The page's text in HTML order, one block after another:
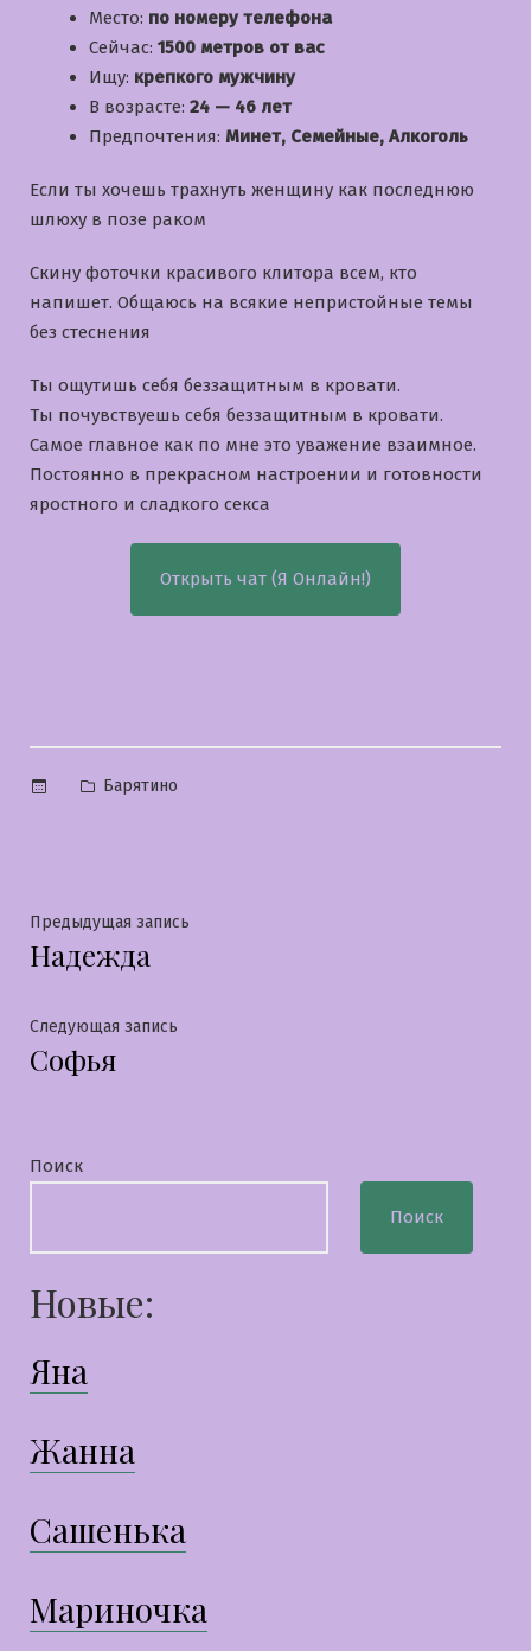
Место: по номеру телефона
Сейчас: 1500 метров от вас
Ищу: крепкого мужчину
В возрасте: 24 — 46 лет
Предпочтения: Минет, Семейные, Алкоголь
Если ты хочешь трахнуть женщину как последнюю
шлюху в позе раком
Скину фоточки красивого клитора всем, кто
напишет. Общаюсь на всякие непристойные темы
без стеснения
Ты ощутишь себя беззащитным в кровати.
Ты почувствуешь себя беззащитным в кровати.
Самое главное как по мне это уважение взаимное.
Постоянно в прекрасном настроении и готовности
яростного и сладкого секса
Открыть чат (Я Онлайн!)
Опубликовано
Барятино
Навигация
по
записям
Предыдущая запись
Надежда
Следующая запись
Софья
Поиск
Поиск
Новые:
Яна
Жанна
Сашенька
Мариночка